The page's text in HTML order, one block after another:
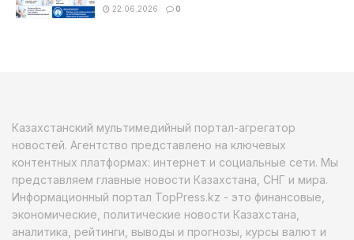
22.06.2026 0
Казахстанский мультимедийный портал-агрегатор
новостей. Агентство представлено на ключевых
контентных платформах: интернет и социальные сети. Мы
представляем главные новости Казахстана, СНГ и мира.
Информационный портал TopPress.kz - это финансовые,
экономические, политические новости Казахстана,
аналитика, рейтинги, выводы и прогнозы, курсы валют и